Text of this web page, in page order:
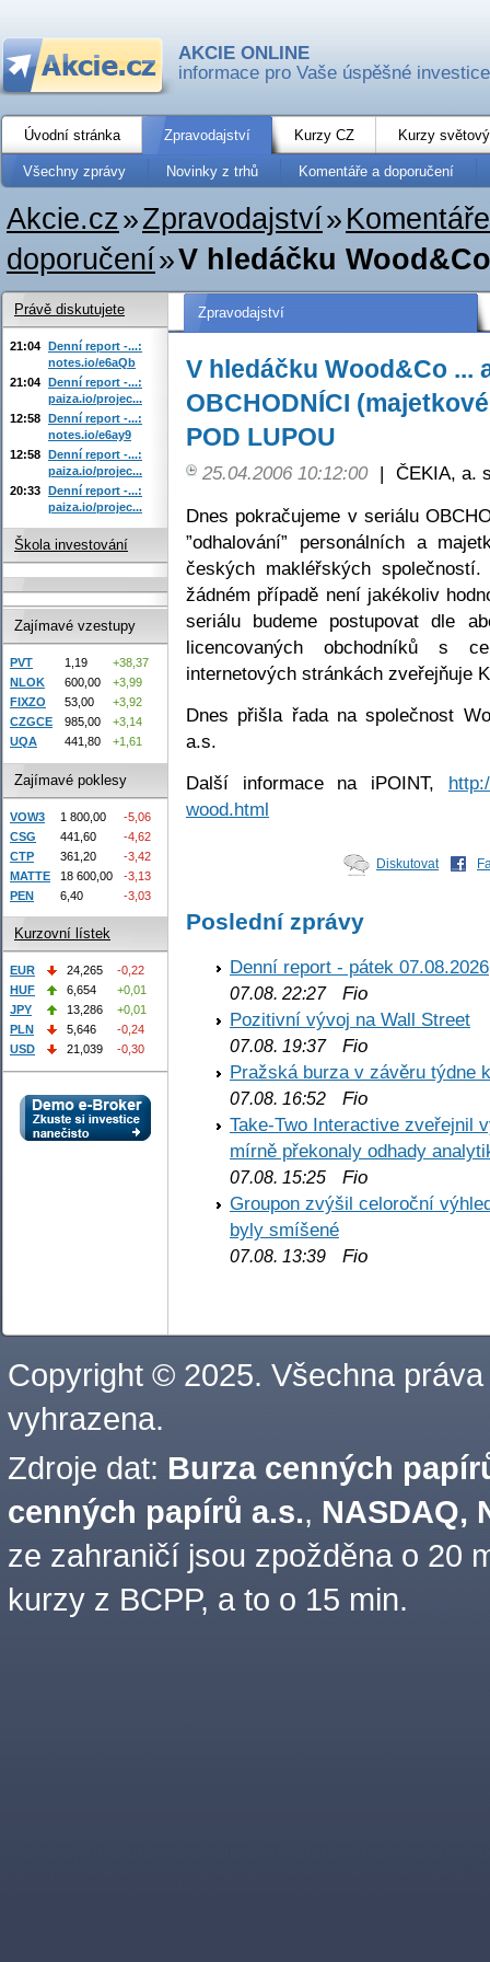
AKCIE ONLINE
informace pro Vaše úspěšné investice
Úvodní stránka Zpravodajství Kurzy CZ Kurzy
Všechny zprávy Novinky z trhů Komentáře a doporučení
Akcie.cz»Zpravodajství»
doporučení»V hledáčku
Zpravodajství
V hledáčku Wood&Co ...
OBCHODNÍCI
POD LUPOU
25.04.2006 10:12:00 | ČEKIA, a.
Dnes pokračujeme v seriálu
”odhalování” personálních a
českých makléřských
žádném případě není jakékoliv
seriálu budeme postupovat dle
licencovaných obchodníků s
internetových stránkách zveřejňuje
Dnes přišla řada na společnost
a.s.
Další informace na iPOINT,
wood.html
Diskutovat
Poslední zprávy
Denní report - pátek 07.08.2026
07.08. 22:27Fio
Pozitivní vývoj na Wall Street
07.08. 19:37Fio
Pražská burza v závěru týdne
07.08. 16:52 Fio
Take-Two Interactive zveřejnil
mírně překonaly odhady
07.08. 15:25 Fio
Groupon zvýšil celoroční
byly smíšené
07.08. 13:39 Fio
Právě diskutujete
21:04 Denní report -...:
notes.io/e6aQb
21:04 Denní report -...:
paiza.io/projec...
12:58 Denní report -...:
notes.io/e6ay9
12:58 Denní report -...:
paiza.io/projec...
20:33 Denní report -...:
paiza.io/projec...
Škola investování
Zajímavé vzestupy
PVT 1,19
+38,37
NLOK
600,00
+3,99
FIXZO
53,00
+3,92
CZGCE
985,00
+3,14
UQA
441,80 +1,61
Zajímavé poklesy
VOW3 1 800,00
-5,06
CSG
441,60
-4,62
CTP
361,20
-3,42
MATTE
18 600,00
-3,13
PEN
6,40 -3,03
Kurzovní lístek
EUR 24,265
-0,22
HUF
6,654
+0,01
JPY
13,286
+0,01
PLN
5,646
-0,24
USD
21,039 -0,30
Copyright © 2025. Všechna práva
vyhrazena.
Zdroje dat: Burza cenných
cenných papírů a.s., NASDAQ,
ze zahraničí jsou zpožděna o 20
kurzy z BCPP, a to o 15 min.